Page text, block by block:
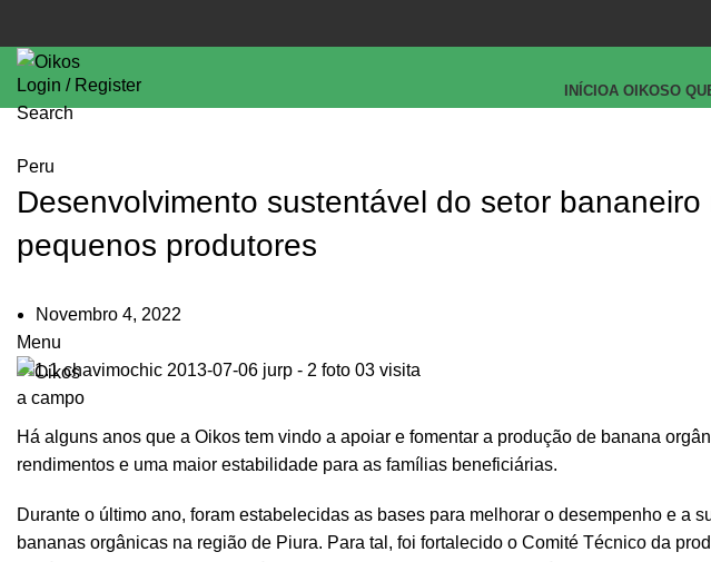
Login / Register
Search
INÍCIOA OIKOSO
Menu
Peru
Desenvolvimento sustentável do setor
pequenos produtores
Novembro 4, 2022
Há alguns anos que a Oikos tem vindo a apoiar e fomentar a produção de banana
rendimentos e uma maior estabilidade para as famílias beneficiárias.
Durante o último ano, foram estabelecidas as bases para melhorar o desempenho e a
bananas orgânicas na região de Piura. Para tal, foi fortalecido o Comité Técnico da